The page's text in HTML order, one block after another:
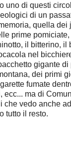
uno di questi
di un
quella dei
prime
il bitterino, il
nel
gigante di
dei primi
fumate
ecc... ma di
che vedo anche
tutto il resto.